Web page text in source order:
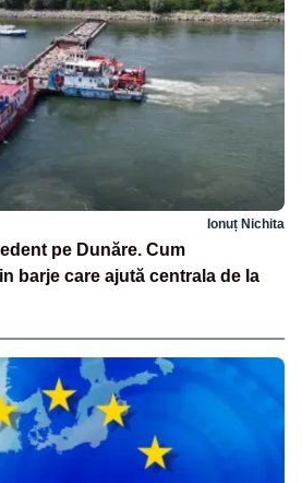
Ionuț Nichita
pe Dunăre. Cum
barje care ajută centrala de la